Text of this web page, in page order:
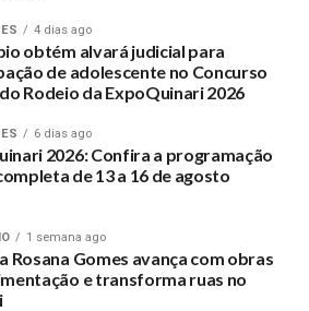
a partir do momento em que houver
suficientes para atender ao(s)
será feita a destinação do
a uma ordem de
estabelecida pelo Juízo a partir do
partindo-se do de maior
beneficiária deverá prestar
no prazo de 30 (trinta) dias,
que deverá conter vários
encontrados no edital.
comemora 35 anos de serviços
4 dias ago
obtém alvará judicial para
de adolescente no Concurso
Rodeio da ExpoQuinari 2026
6 dias ago
2026: Confira a programação
de 13 a 16 de agosto
1 semana ago
Rosana Gomes avança com obras
e transforma ruas no